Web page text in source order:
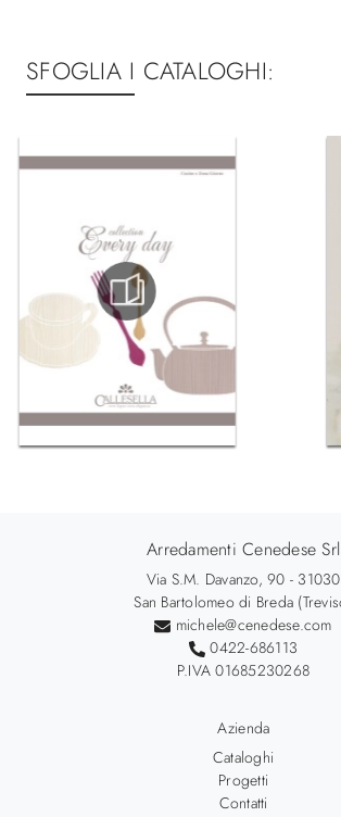
SFOGLIA I CATALOGHI:
Arredamenti Cenedese Srl
Via S.M. Davanzo, 90 - 31030
San Bartolomeo di Breda
michele@cenedese.com
0422-686113
P.IVA 01685230268
Azienda
Cataloghi
Progetti
Contatti